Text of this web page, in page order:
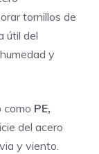
tornillos de
útil del
y
como PE,
del acero
y viento.